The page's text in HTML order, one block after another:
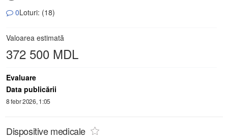
0Loturi: (18)
Valoarea estimată
372 500 MDL
Evaluare
Data publicării
8 febr 2026, 1:05
Dispositive medicale